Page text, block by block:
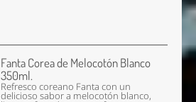
Fanta Corea de Melocotón Blanco
350ml.
Refresco coreano Fanta con un
delicioso sabor a melocotón blanco,